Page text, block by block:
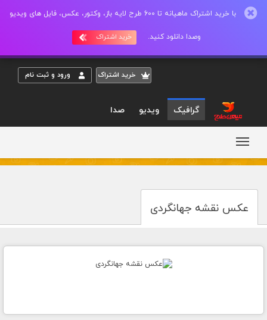
با خرید اشتراک ماهیانه تا 600 طرح لایه باز، وکتور، عکس، فایل های ویدیو
وصدا دانلود کنید. خرید اشتراک
خريد اشتراک ورود و ثبت نام
گرافیک ویدیو صدا
عکس نقشه جهانگردی